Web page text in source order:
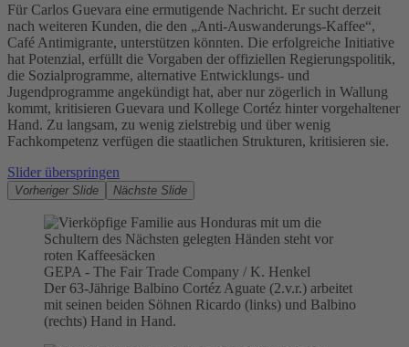
Für Carlos Guevara eine ermutigende Nachricht. Er sucht derzeit
nach weiteren Kunden, die den „Anti-Auswanderungs-Kaffee“,
Café Antimigrante, unterstützen könnten. Die erfolgreiche Initiative
hat Potenzial, erfüllt die Vorgaben der offiziellen Regierungspolitik,
die Sozialprogramme, alternative Entwicklungs- und
Jugendprogramme angekündigt hat, aber nur zögerlich in Wallung
kommt, kritisieren Guevara und Kollege Cortéz hinter vorgehaltener
Hand. Zu langsam, zu wenig zielstrebig und über wenig
Fachkompetenz verfügen die staatlichen Strukturen, kritisieren sie.
Slider überspringen
Vorheriger Slide Nächste Slide
GEPA - The Fair Trade Company / K. Henkel
Der 63-Jährige Balbino Cortéz Aguate (2.v.r.) arbeitet
mit seinen beiden Söhnen Ricardo (links) und Balbino
(rechts) Hand in Hand.